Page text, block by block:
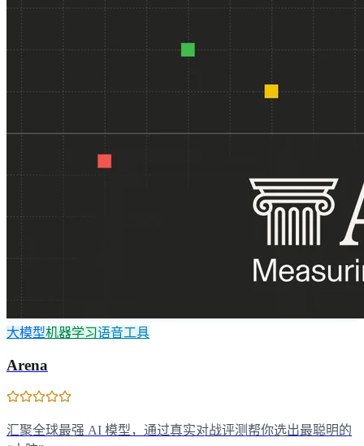
大模型机器学习语音工具
Arena
汇聚全球最强 AI 模型，通过真实对战评测帮你选出最聪明的